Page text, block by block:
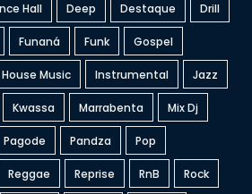
Hall Deep Destaque Drill
Funaná Funk Gospel
House Music Instrumental Jazz
Kwassa Marrabenta Mix Dj
Pagode Pandza Pop
Reggae Reprise RnB Rock